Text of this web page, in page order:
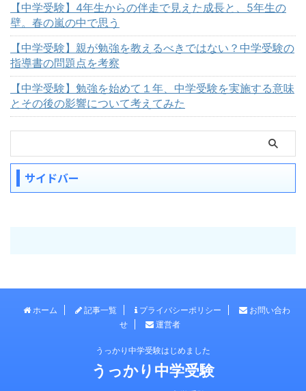
【中学受験】4年生からの伴走で見えた成長と、5年生の
壁。春の嵐の中で思う
【中学受験】親が勉強を教えるべきではない？中学受験の
指導書の問題点を考察
【中学受験】勉強を始めて１年、中学受験を実施する意味
とその後の影響について考えてみた
サイドバー
ホーム 記事一覧 プライバシーポリシー
お問い合わ
せ
運営者
うっかり中学受験はじめました
うっかり中学受験